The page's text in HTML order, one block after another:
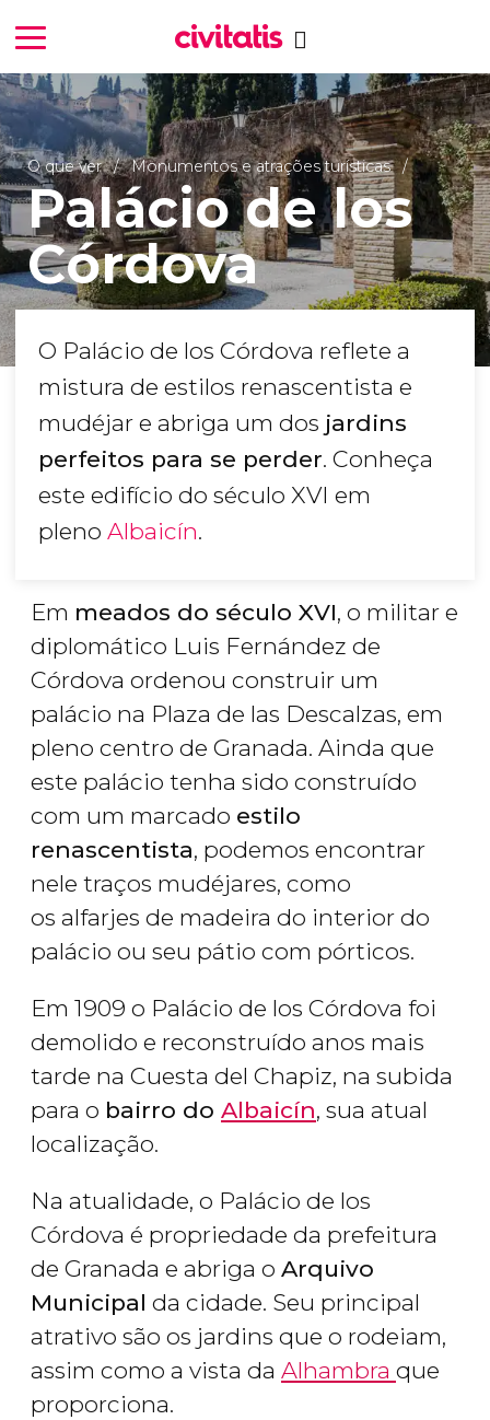
O que ver Monumentos e atrações turísticas
Palácio de los
Córdova
O Palácio de los Córdova reflete a
mistura de estilos renascentista e
mudéjar e abriga um dos jardins
perfeitos para se perder. Conheça
este edifício do século XVI em
pleno Albaicín.
Em meados do século XVI, o militar e
diplomático Luis Fernández de
Córdova ordenou construir um
palácio na Plaza de las Descalzas, em
pleno centro de Granada. Ainda que
este palácio tenha sido construído
com um marcado estilo
renascentista, podemos encontrar
nele traços mudéjares, como
os alfarjes de madeira do interior do
palácio ou seu pátio com pórticos.
Em 1909 o Palácio de los Córdova foi
demolido e reconstruído anos mais
tarde na Cuesta del Chapiz, na subida
para o bairro do Albaicín, sua atual
localização.
Na atualidade, o Palácio de los
Córdova é propriedade da prefeitura
de Granada e abriga o Arquivo
Municipal da cidade. Seu principal
atrativo são os jardins que o rodeiam,
assim como a vista da Alhambra que
proporciona.